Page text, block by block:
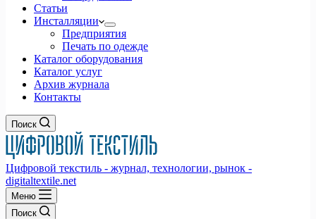
Статьи
Инсталляции
Предприятия
Печать по одежде
Каталог оборудования
Каталог услуг
Архив журнала
Контакты
Поиск
Цифровой текстиль - журнал, технологии, рынок -
digitaltextile.net
Меню
Поиск